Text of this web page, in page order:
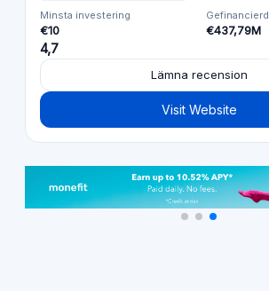
Minsta investering
€10
Gefinancierd
€437,79M
4,7
Lämna recension
Visit Website